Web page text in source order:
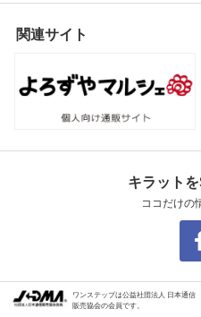
関連サイト
キラット
ココだけの
ワンステップは公益社団法人 日本通信
販売協会の会員です。